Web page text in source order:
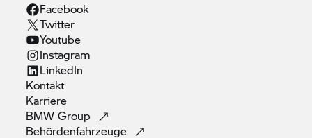
Facebook
Twitter
Youtube
Instagram
LinkedIn
Kontakt
Karriere
BMWGroup
Behördenfahrzeuge